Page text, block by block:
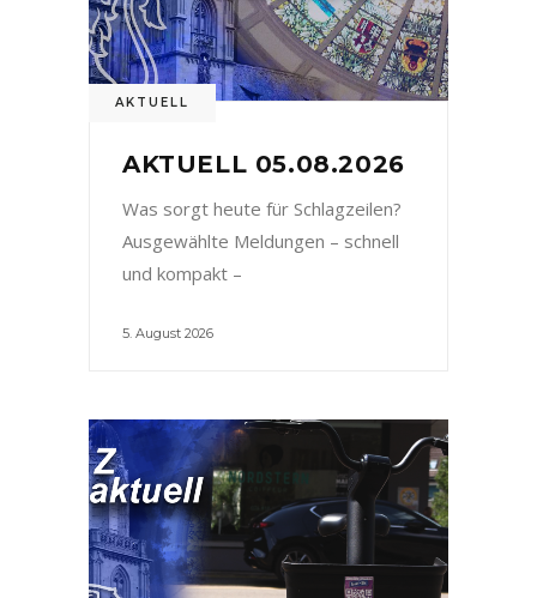
AKTUELL
AKTUELL 05.08.2026
Was sorgt heute für Schlagzeilen?
Ausgewählte Meldungen – schnell
und kompakt –
5. August 2026